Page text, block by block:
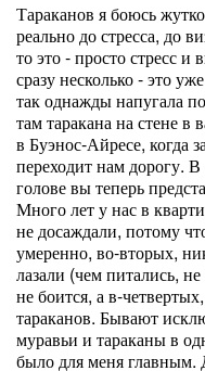
Тараканов я боюсь
реально до стресса, до
то это - просто стресс и
сразу несколько - это
так однажды напугала
там таракана на стене в
в Буэнос-Айресе, когда
переходит нам дорогу.
голове вы теперь
Много лет у нас в
не досаждали, потому
умеренно, во-вторых,
лазали (чем питались,
не боится, а в-
тараканов. Бывают
муравьи и тараканы в
было для меня главным.